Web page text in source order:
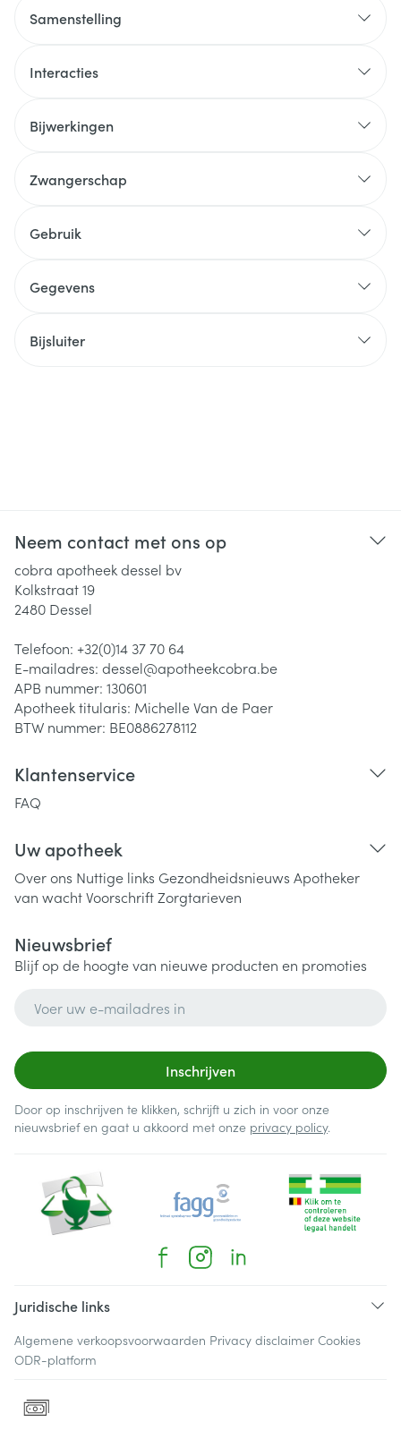
Samenstelling
Interacties
Bijwerkingen
Zwangerschap
Gebruik
Gegevens
Bijsluiter
Neem contact met ons op
cobra apotheek dessel bv
Kolkstraat 19
2480 Dessel
Telefoon: +32(0)14 37 70 64
E-mailadres: dessel@apotheekcobra.be
APB nummer: 130601
Apotheek titularis: Michelle Van de Paer
BTW nummer: BE0886278112
Klantenservice
FAQ
Uw apotheek
Over ons Nuttige links Gezondheidsnieuws Apotheker
van wachtVoorschriftZorgtarieven
Nieuwsbrief
Blijf op de hoogte van nieuwe producten en promoties
Inschrijven
Door op inschrijven te klikken, schrijft u zich in voor onze
nieuwsbrief en gaat u akkoord met onze privacy policy.
Juridische links
Algemene verkoopsvoorwaarden Privacy disclaimer Cookies
ODR-platform